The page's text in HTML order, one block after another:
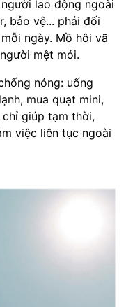
lao động ngoài
bảo vệ... phải đối
ngày. Mồ hôi vã
mệt mỏi.
nóng: uống
mua quạt mini,
giúp tạm thời,
việc liên tục ngoài